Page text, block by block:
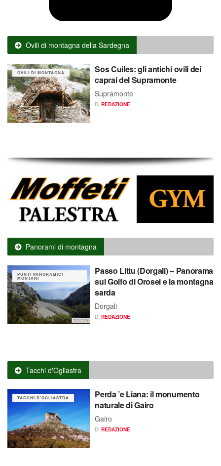
Ovili di montagna della Sardegna
OVILI DI MONTAGNA
Sos Cuiles: gli antichi ovili dei
caprai del Supramonte
Supramonte
DI REDAZIONE
Panorami di montagna
PUNTI PANORAMICI
MONTANI
Passo Littu (Dorgali) – Panorama
sul Golfo di Orosei e la montagna
sarda
Dorgali
DI REDAZIONE
Tacchi d'Ogliastra
TACCHI D'OGLIASTRA
Perda ’e Liana: il monumento
naturale di Gairo
Gairo
DI REDAZIONE